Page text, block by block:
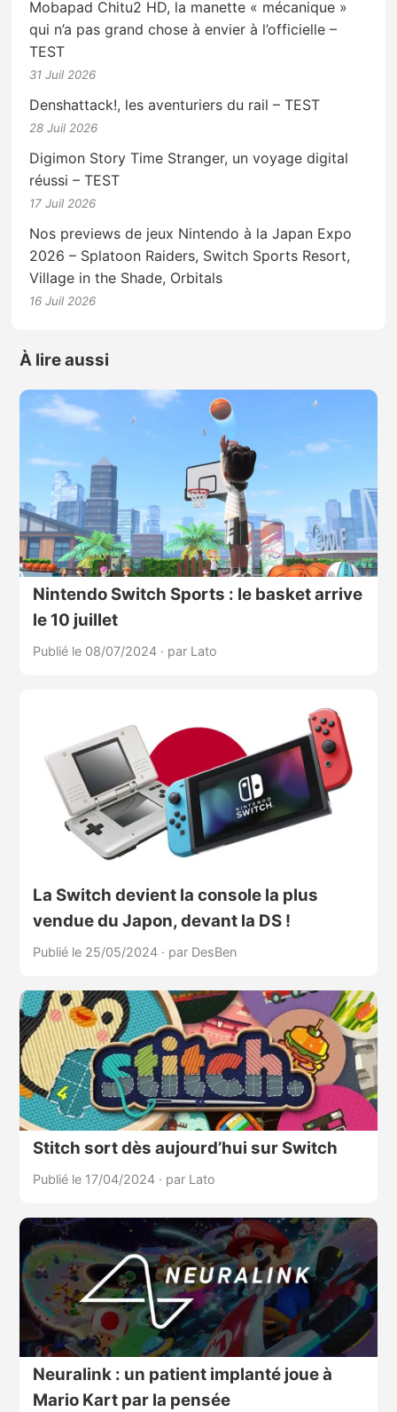
Mobapad Chitu2 HD, la manette « mécanique »
qui n’a pas grand chose à envier à l’officielle –
TEST
31 Juil 2026
Denshattack!, les aventuriers du rail – TEST
28 Juil 2026
Digimon Story Time Stranger, un voyage digital
réussi – TEST
17 Juil 2026
Nos previews de jeux Nintendo à la Japan Expo
2026 – Splatoon Raiders, Switch Sports Resort,
Village in the Shade, Orbitals
16 Juil 2026
À lire aussi
Nintendo Switch Sports : le basket arrive
le 10 juillet
Publié le 08/07/2024 · par Lato
La Switch devient la console la plus
vendue du Japon, devant la DS !
Publié le 25/05/2024 · par DesBen
Stitch sort dès aujourd’hui sur Switch
Publié le 17/04/2024 · par Lato
Neuralink : un patient implanté joue à
Mario Kart par la pensée